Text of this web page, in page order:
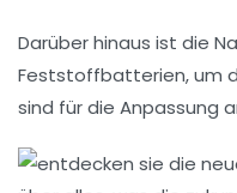
Darüber hinaus ist die
Feststoffbatterien, um
sind für die Anpassung